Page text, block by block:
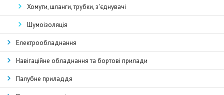
Хомути, шланги, трубки, з'єднувачі
Шумоізоляція
Електрообладнання
Навігаційне обладнання та бортові прилади
Палубне приладдя